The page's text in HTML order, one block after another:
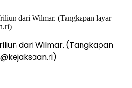
dari Wilmar. (Tangkapan